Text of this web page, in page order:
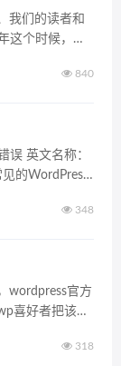
我们的读者和
这个时候，我
840
误 英文名称：
的WordPress
348
wordpress官方
喜好者把该功
318